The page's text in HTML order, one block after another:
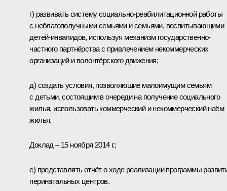
г) развивать систему социально-реабилитационной работы
с неблагополучными семьями и семьями, воспитывающими
детей-инвалидов, используя механизм государственно-
частного партнёрства с привлечением некоммерческих
организаций и волонтёрского движения;
д) создать условия, позволяющие малоимущим семьям
с детьми, состоящим в очереди на получение социального
жилья, использовать коммерческий и некоммерческий наём
жилья.
Доклад – 15 ноября 2014 г.;
е) представлять отчёт о ходе реализации программы
перинатальных центров.